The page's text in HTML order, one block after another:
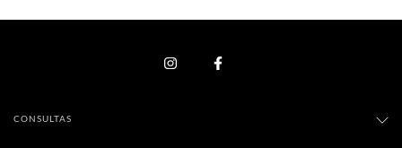
CONSULTAS